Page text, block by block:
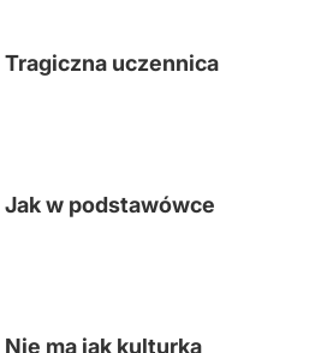
Tragiczna uczennica
Jak w podstawówce
Nie ma jak kulturka